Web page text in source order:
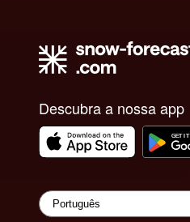
Descubra a nossa app